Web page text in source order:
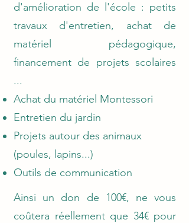
d'amélioration de l'école : petits
travaux d'entretien, achat de
matériel pédagogique,
financement de projets scolaires
...
Achat du matériel Montessori
Entretien du jardin
Projets autour des animaux
(poules, lapins...)
Outils de communication
Ainsi un don de 100€, ne vous
coûtera réellement que 34€ pour